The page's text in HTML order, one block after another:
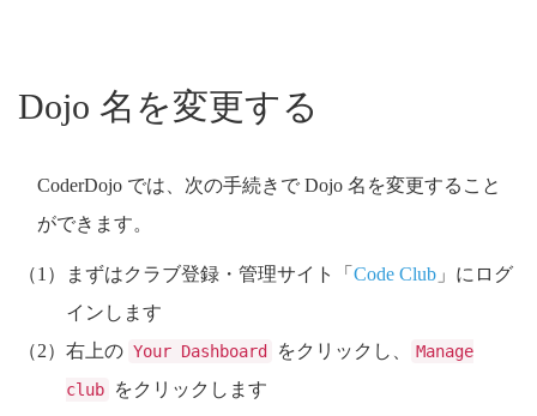
Dojo 名を変更する
CoderDojo では、次の手続きで Dojo 名を変更すること
ができます。
まずはクラブ登録・管理サイト「 Code Club 」にログ
インします
右上の Your Dashboard をクリックし、
Manage
club
をクリックします